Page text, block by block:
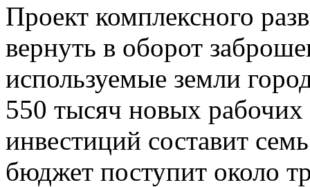
Проект комплексного
вернуть в оборот
используемые земли
550 тысяч новых
инвестиций составит
бюджет поступит около